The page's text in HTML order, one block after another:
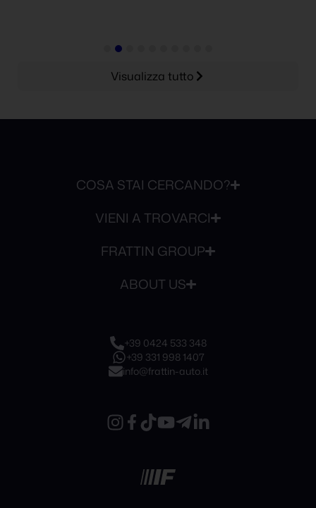
Visualizza tutto
COSA STAI CERCANDO?
VIENI A TROVARCI
FRATTIN GROUP
ABOUT US
+39 0424 533 348
+39 331 998 1407
info@frattin-auto.it